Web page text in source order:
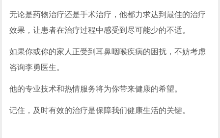
无论是药物治疗还是手术治疗，他都力求达到最佳的治疗
效果，让患者在治疗过程中感受到尽可能少的不适。
如果你或你的家人正受到耳鼻咽喉疾病的困扰，不妨考虑
咨询李勇医生。
他的专业技术和热情服务将为你带来健康的希望。
记住，及时有效的治疗是保障我们健康生活的关键。